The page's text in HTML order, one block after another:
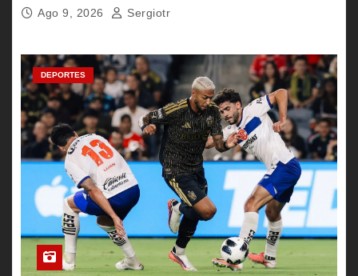
Ago 9, 2026 Sergiotr
DEPORTES